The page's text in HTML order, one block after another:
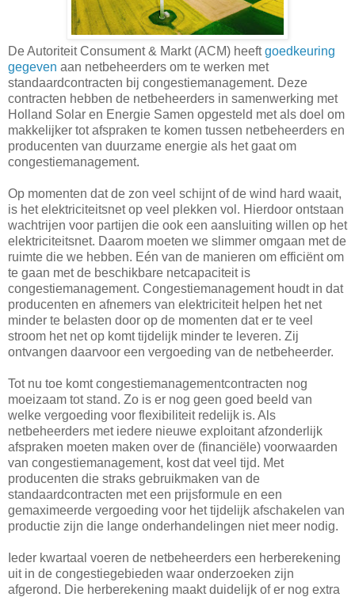
De Autoriteit Consument & Markt (ACM) heeftgoedkeuring
gegeven aan netbeheerders om te werken met
standaardcontracten bij congestiemanagement. Deze
contracten hebben de netbeheerders in samenwerking met
Holland Solar en Energie Samen opgesteld met als doel om
makkelijker tot afspraken te komen tussen netbeheerders en
producenten van duurzame energie als het gaat om
congestiemanagement.
Op momenten dat de zon veel schijnt of de wind hard waait,
is het elektriciteitsnet op veel plekken vol. Hierdoor ontstaan
wachtrijen voor partijen die ook een aansluiting willen op het
elektriciteitsnet. Daarom moeten we slimmer omgaan met de
ruimte die we hebben. Eén van de manieren om efficiënt om
te gaan met de beschikbare netcapaciteit is
congestiemanagement. Congestiemanagement houdt in dat
producenten en afnemers van elektriciteit helpen het net
minder te belasten door op de momenten dat er te veel
stroom het net op komt tijdelijk minder te leveren. Zij
ontvangen daarvoor een vergoeding van de netbeheerder.
Tot nu toe komt congestiemanagementcontracten nog
moeizaam tot stand. Zo is er nog geen goed beeld van
welke vergoeding voor flexibiliteit redelijk is. Als
netbeheerders met iedere nieuwe exploitant afzonderlijk
afspraken moeten maken over de (financiële) voorwaarden
van congestiemanagement, kost dat veel tijd. Met
producenten die straks gebruikmaken van de
standaardcontracten met een prijsformule en een
gemaximeerde vergoeding voor het tijdelijk afschakelen van
productie zijn die lange onderhandelingen niet meer nodig.
Ieder kwartaal voeren de netbeheerders een herberekening
uit in de congestiegebieden waar onderzoeken zijn
afgerond. Die herberekening maakt duidelijk of er nog extra